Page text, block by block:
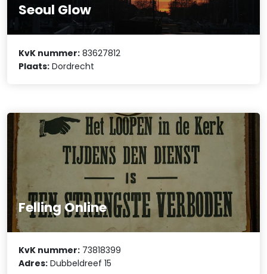
Seoul Glow
KvK nummer: 83627812
Plaats: Dordrecht
Felling Online
KvK nummer: 73818399
Adres: Dubbeldreef 15